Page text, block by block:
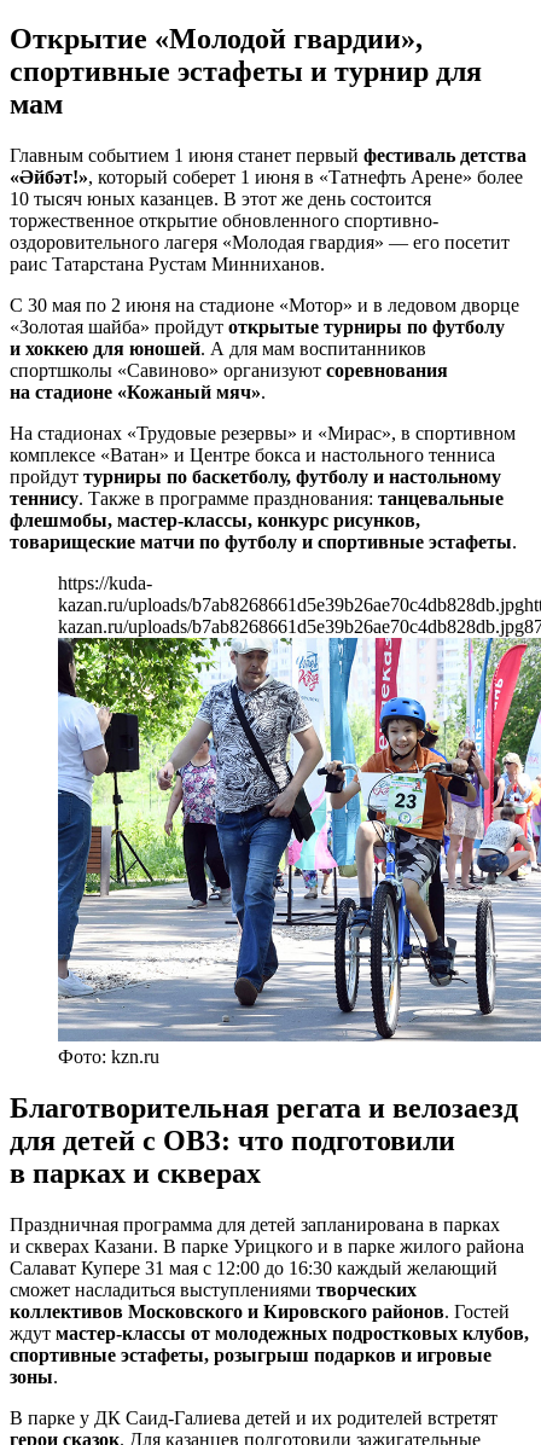
Открытие «Молодой гвардии»,
спортивные эстафеты и турнир для
мам
Главным событием 1 июня станет первый фестиваль детства
«Әйбәт!», который соберет 1 июня в «Татнефть Арене» более
10 тысяч юных казанцев. В этот же день состоится
торжественное открытие обновленного спортивно-
оздоровительного лагеря «Молодая гвардия» — его посетит
раис Татарстана Рустам Минниханов.
С 30 мая по 2 июня на стадионе «Мотор» и в ледовом дворце
«Золотая шайба» пройдут открытые турниры по футболу
и хоккею для юношей. А для мам воспитанников
спортшколы «Савиново» организуют соревнования
на стадионе «Кожаный мяч».
На стадионах «Трудовые резервы» и «Мирас», в спортивном
комплексе «Ватан» и Центре бокса и настольного тенниса
пройдут турниры по баскетболу, футболу и настольному
теннису. Также в программе празднования: танцевальные
флешмобы, мастер-классы, конкурс рисунков,
товарищеские матчи по футболу и спортивные эстафеты.
https://kuda-
kazan.ru/uploads/b7ab8268661d5e39b26ae70c4db828db.jpg
kazan.ru/uploads/b7ab8268661d5e39b26ae70c4db828db.jpg
Фото: kzn.ru
Благотворительная регата и велозаезд
для детей с ОВЗ: что подготовили
в парках и скверах
Праздничная программа для детей запланирована в парках
и скверах Казани. В парке Урицкого и в парке жилого района
Салават Купере 31 мая с 12:00 до 16:30 каждый желающий
сможет насладиться выступлениями творческих
коллективов Московского и Кировского районов. Гостей
ждут мастер-классы от молодежных подростковых клубов,
спортивные эстафеты, розыгрыш подарков и игровые
зоны.
В парке у ДК Саид-Галиева детей и их родителей встретят
герои сказок. Для казанцев подготовили зажигательные